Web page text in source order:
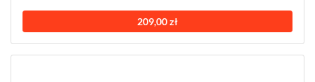
209,00 zł